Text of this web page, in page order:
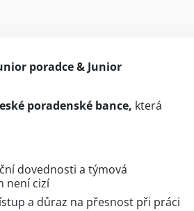
poradce & Junior
poradenské bance, která
dovednosti a týmová
není cizí
a důraz na přesnost při práci